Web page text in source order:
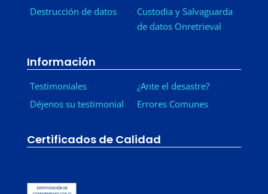
Destrucción de datos
Custodia y Salvaguarda
de datos Onretrieval
Información
Testimoniales
Déjenos su testimonial
¿Ante el desastre?
Errores Comunes
Certificados de Calidad